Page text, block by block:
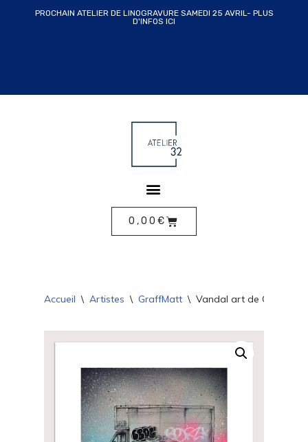
PROCHAIN ATELIER DE LINOGRAVURE SAMEDI 25 AVRIL- PLUS
D'INFOS ICI
0,00 €
Accueil \ Artistes \ GraffMatt \ Vandal art de GraffMatt